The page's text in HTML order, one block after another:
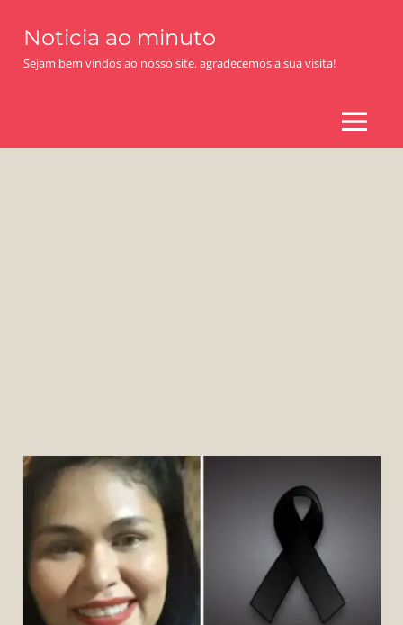
content
Noticia ao minuto
Sejam bem vindos ao nosso site, agradecemos a sua visita!
MENU